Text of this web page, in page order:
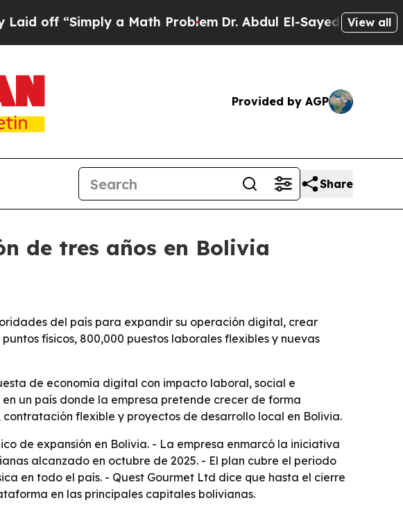
“Simply a Math ProblemDr. Abdul El-Sayed on HistoricView all
Provided by AGP
Share
de tres años en Bolivia
del país para expandir su operación digital, crear
físicos, 800,000 puestos laborales flexibles y nuevas
de economía digital con impacto laboral, social e
un país donde la empresa pretende crecer de forma
flexible y proyectos de desarrollo local en Bolivia.
de expansión en Bolivia. - La empresa enmarcó la iniciativa
alcanzado en octubre de 2025. - El plan cubre el periodo
en todo el país. - Quest Gourmet Ltd dice que hasta el cierre
en las principales capitales bolivianas.